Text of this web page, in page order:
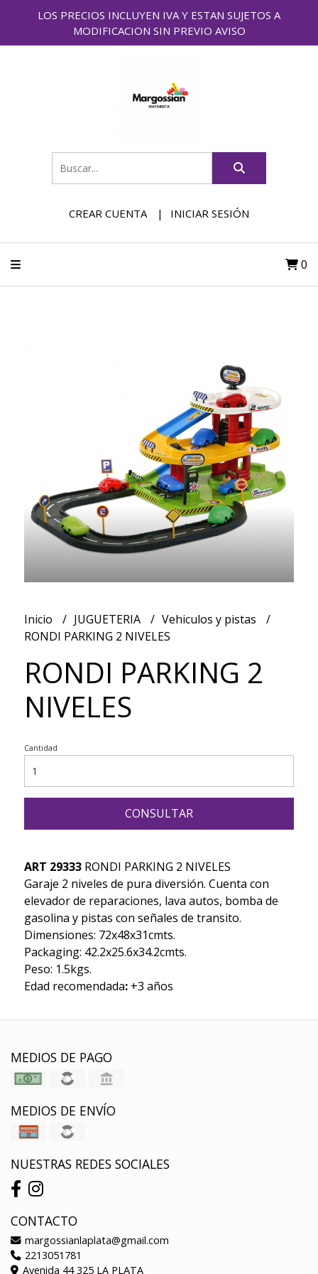
LOS PRECIOS INCLUYEN IVA Y ESTAN SUJETOS A
MODIFICACION SIN PREVIO AVISO
CREAR CUENTA INICIAR SESIÓN
0
Inicio JUGUETERIA
Vehiculos y pistas
RONDI PARKING 2 NIVELES
RONDI PARKING 2
NIVELES
Cantidad
CONSULTAR
ART 29333 RONDI PARKING 2 NIVELES
Garaje 2 niveles de pura diversión. Cuenta con
elevador de reparaciones, lava autos, bomba de
gasolina y pistas con señales de transito.
Dimensiones: 72x48x31cmts.
Packaging: 42.2x25.6x34.2cmts.
Peso: 1.5kgs.
Edad recomendada: +3 años
MEDIOS DE PAGO
MEDIOS DE ENVÍO
NUESTRAS REDES SOCIALES
CONTACTO
margossianlaplata@gmail.com
2213051781
Avenida 44 325 LA PLATA